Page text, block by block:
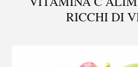
RICCHI DI